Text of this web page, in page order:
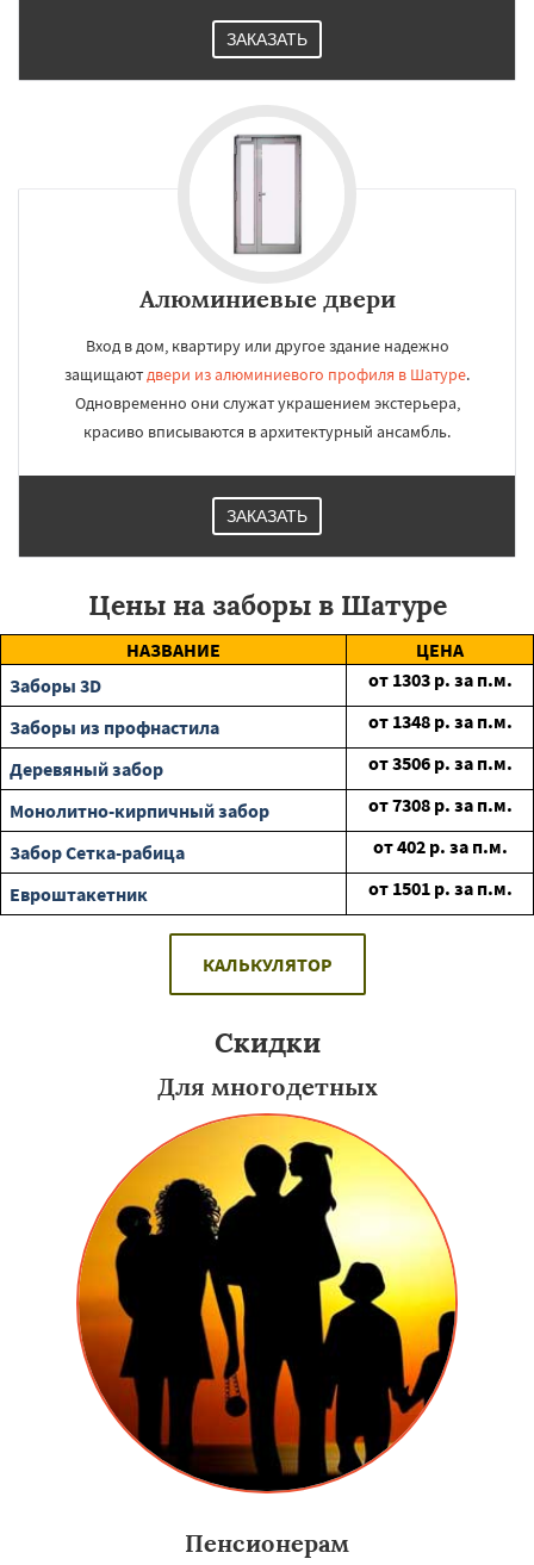
ЗАКАЗАТЬ
Алюминиевые двери
Вход в дом, квартиру или другое здание надежно
защищаютдвери из алюминиевого профиля в Шатуре.
Одновременно они служат украшением экстерьера,
красиво вписываются в архитектурный ансамбль.
ЗАКАЗАТЬ
Цены на заборы в Шатуре
НАЗВАНИЕ
ЦЕНА
Заборы 3D
от 1303 р. за п.м.
Заборы из профнастила
от 1348 р. за п.м.
Деревяный забор
от3506 р. за п.м.
Монолитно-кирпичный забор
от7308 р. за п.м.
Забор Сетка-рабица
от402 р. за п.м.
Евроштакетник
от 1501 р. за п.м.
КАЛЬКУЛЯТОР
Скидки
Для многодетных
Пенсионерам